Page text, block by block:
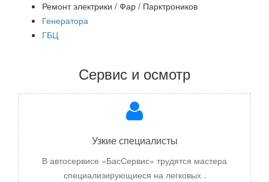
Ремонт электрики / Фар / Парктроников
Генератора
ГБЦ
Сервис и осмотр
Узкие специалисты
В автосервисе «БасСервис» трудятся мастера
специализирующиеся на легковых.